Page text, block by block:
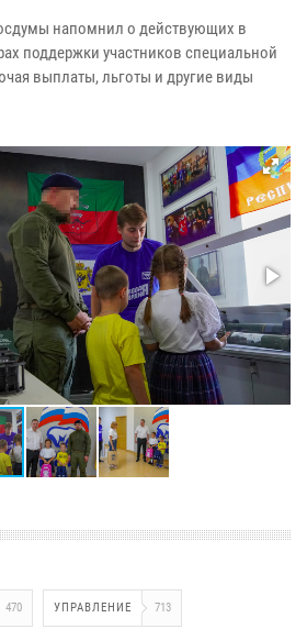
напомнил о действующих в
поддержки участников специальной
выплаты, льготы и другие виды
470 УПРАВЛЕНИЕ 713